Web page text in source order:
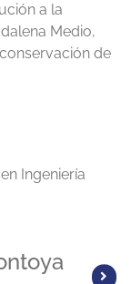
a la
Medio,
de
Ingeniería